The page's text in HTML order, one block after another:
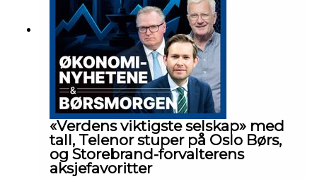
«Verdens viktigste selskap» med
tall, Telenor stuper på Oslo Børs,
og Storebrand-forvalterens
aksjefavoritter